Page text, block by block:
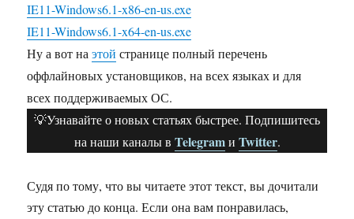
IE11-Windows6.1-x86-en-us.exe
IE11-Windows6.1-x64-en-us.exe
Ну а вот наэтой странице полный перечень
оффлайновых установщиков, на всех языках и для
всех поддерживаемых ОС.
💡Узнавайте о новых статьях быстрее. Подпишитесь
на наши каналы в Telegramи Twitter.
Судя по тому, что вы читаете этот текст, вы дочитали
эту статью до конца. Если она вам понравилась,